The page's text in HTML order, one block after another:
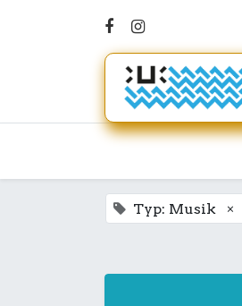
Typ: Musik ×